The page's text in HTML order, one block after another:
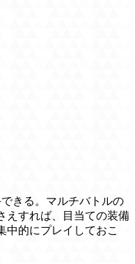
きる。マルチバトルの
えすれば、目当ての装備
中的にプレイしておこ